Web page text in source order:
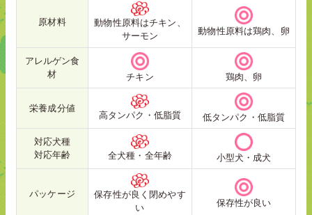
原材料
動物性原料はチキン、
サーモン
動物性原料は鶏肉、卵
アレルゲン食
材
チキン 鶏肉、卵
栄養成分値
高タンパク・低脂質
低タンパク・低脂質
対応犬種
対応年齢
全犬種・全年齢 小型犬・成犬
パッケージ
保存性が良く閉めやす
い
保存性が良い